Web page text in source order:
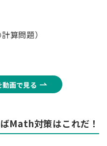
算問題）
画で見る
Math対策はこれだ！